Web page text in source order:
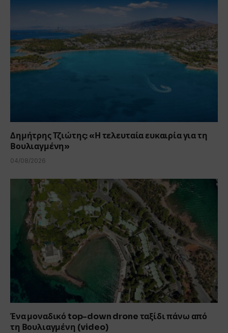
Δημήτρης Τζιώτης: «Η τελευταία ευκαιρία για τη
Βουλιαγμένη»
04/08/2026
Ένα μοναδικό top-down drone ταξίδι πάνω από
τη Βουλιαγμένη (video)